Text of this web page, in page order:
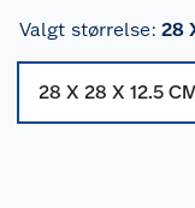
Valgt størrelse: 28
28 X 28 X 12.5